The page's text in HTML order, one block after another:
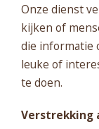
Onze dienst
kijken of
die informatie
leuke of
te doen.
Verstrekking